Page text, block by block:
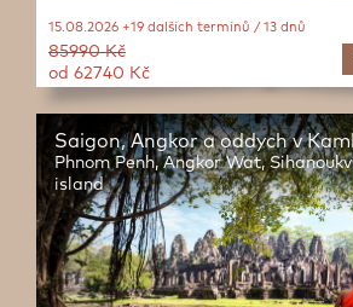
15.08.2026 +19 dalších termínů / 13 dnů
85990 Kč
od 62740 Kč
Saigon, Angkor a oddych v
Phnom Penh, Angkor Wat,
island